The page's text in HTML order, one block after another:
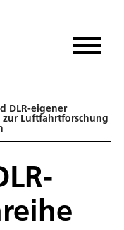
DLR-eigener
zur Luftfahrtforschung